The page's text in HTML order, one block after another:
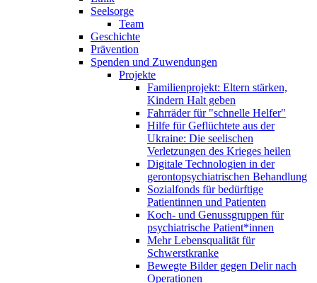
Seelsorge
Team
Geschichte
Prävention
Spenden und Zuwendungen
Projekte
Familienprojekt: Eltern stärken,
Kindern Halt geben
Fahrräder für "schnelle Helfer"
Hilfe für Geflüchtete aus der
Ukraine: Die seelischen
Verletzungen des Krieges heilen
Digitale Technologien in der
gerontopsychiatrischen Behandlung
Sozialfonds für bedürftige
Patientinnen und Patienten
Koch- und Genussgruppen für
psychiatrische Patient*innen
Mehr Lebensqualität für
Schwerstkranke
Bewegte Bilder gegen Delir nach
Operationen